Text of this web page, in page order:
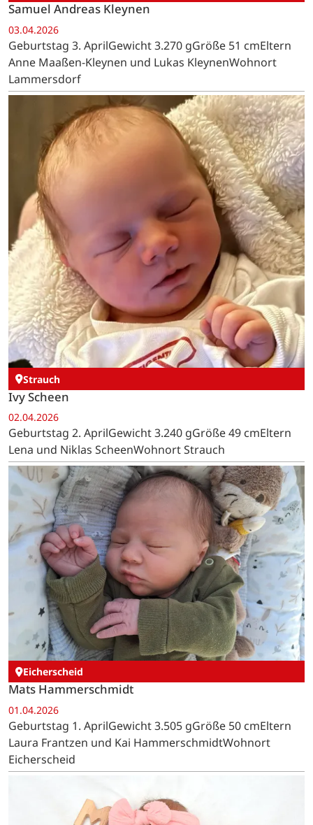
Samuel Andreas Kleynen
03.04.2026
Geburtstag 3. AprilGewicht 3.270 gGröße 51 cmEltern
Anne Maaßen-Kleynen und Lukas KleynenWohnort
Lammersdorf
Strauch
Ivy Scheen
02.04.2026
Geburtstag 2. AprilGewicht 3.240 gGröße 49 cmEltern
Lena und Niklas ScheenWohnort Strauch
Eicherscheid
Mats Hammerschmidt
01.04.2026
Geburtstag 1. AprilGewicht 3.505 gGröße 50 cmEltern
Laura Frantzen und Kai HammerschmidtWohnort
Eicherscheid